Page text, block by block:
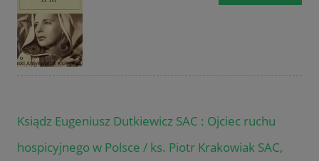
Ksiądz Eugeniusz Dutkiewicz SAC : Ojciec ruchu
hospicyjnego w Polsce / ks. Piotr Krakowiak SAC,